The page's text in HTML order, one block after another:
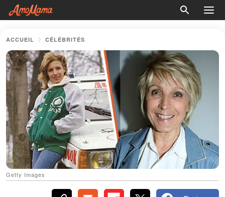
ACCUEIL CÉLÉBRITÉS
Getty Images